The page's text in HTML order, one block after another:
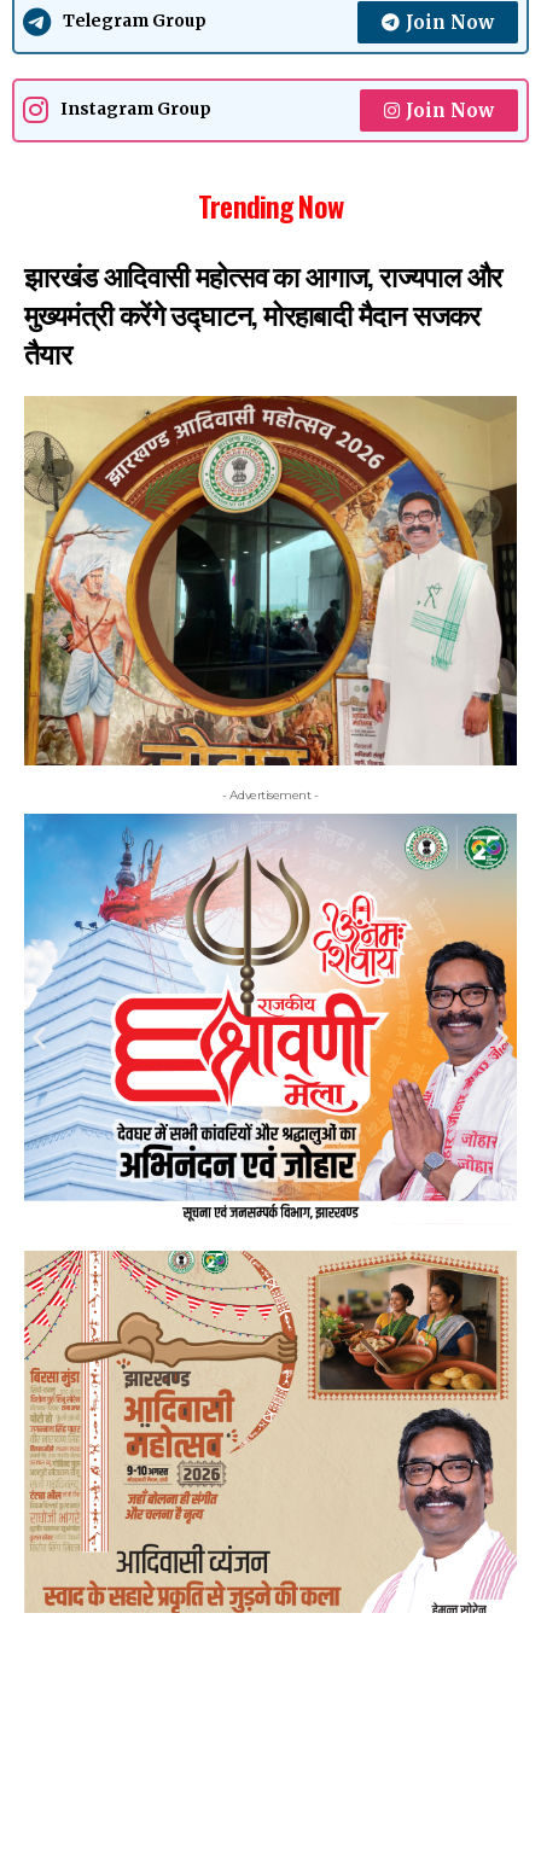
Telegram Group Join Now
Instagram Group Join Now
Trending Now
झारखंड आदिवासी महोत्सव का आगाज, राज्यपाल और
मुख्यमंत्री करेंगे उद्घाटन, मोरहाबादी मैदान सजकर
तैयार
- Advertisement -